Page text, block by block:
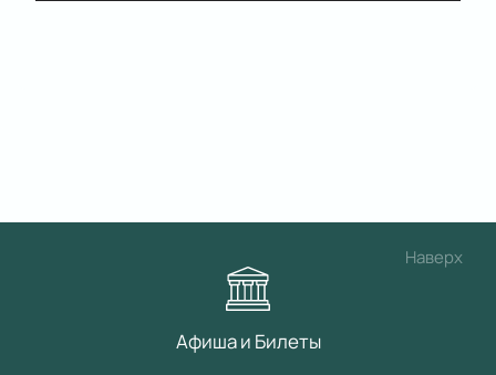
Наверх
Афиша и Билеты